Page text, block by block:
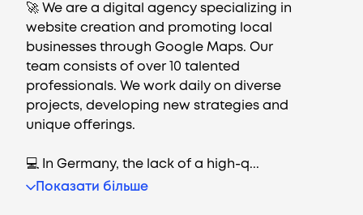
🚀 We are a digital agency specializing in
website creation and promoting local
businesses through Google Maps. Our
team consists of over 10 talented
professionals. We work daily on diverse
projects, developing new strategies and
unique offerings.
💻 In Germany, the lack of a high-q...
Показати більше